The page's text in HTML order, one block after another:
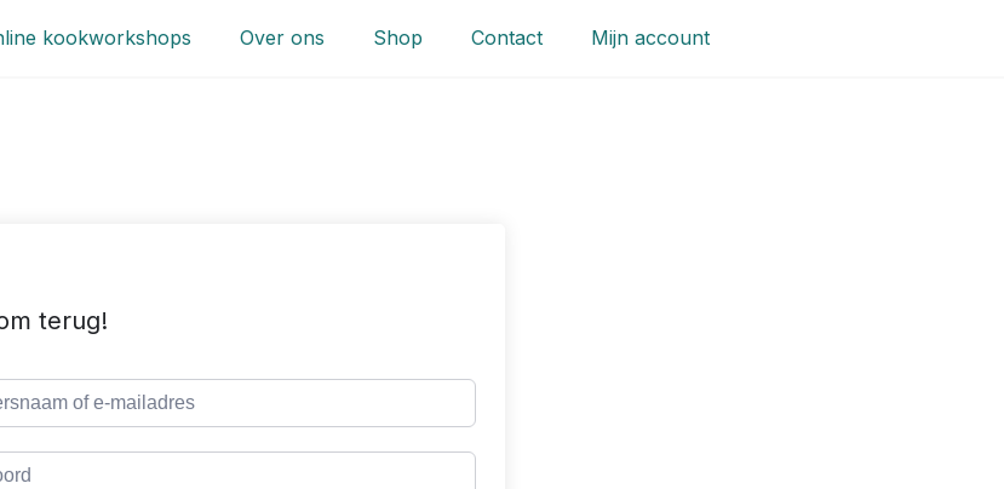
kookworkshops Over ons Shop Contact Mijn account
terug!